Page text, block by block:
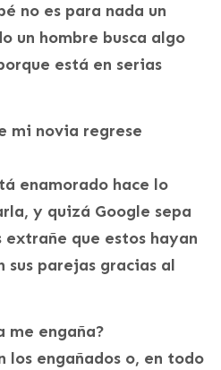
no es para nada un
un hombre busca algo
está en serias
mi novia regrese
enamorado hace lo
y quizá Google sepa
extrañe que estos hayan
sus parejas gracias al
me engaña?
los engañados o, en todo